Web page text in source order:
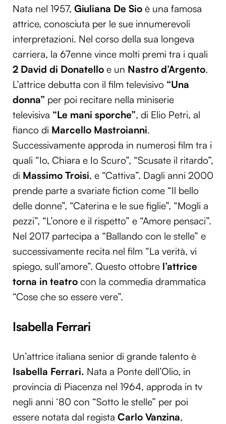
Nata nel 1957, Giuliana De Sio è una famosa
attrice, conosciuta per le sue innumerevoli
interpretazioni. Nel corso della sua longeva
carriera, la 67enne vince molti premi tra i quali
2 David di Donatello e un Nastro d’Argento.
L’attrice debutta con il film televisivo “Una
donna” per poi recitare nella miniserie
televisiva “Le mani sporche”, di Elio Petri, al
fianco di Marcello Mastroianni.
Successivamente approda in numerosi film tra i
quali “Io, Chiara e Io Scuro”, “Scusate il ritardo”,
di Massimo Troisi, e “Cattiva”. Dagli anni 2000
prende parte a svariate fiction come “Il bello
delle donne”, “Caterina e le sue figlie”, “Mogli a
pezzi”, “L’onore e il rispetto” e “Amore pensaci”.
Nel 2017 partecipa a “Ballando con le stelle” e
successivamente recita nel film “La verità, vi
spiego, sull’amore”. Questo ottobre l’attrice
torna in teatro con la commedia drammatica
“Cose che so essere vere”.
Isabella Ferrari
Un’attrice italiana senior di grande talento è
Isabella Ferrari. Nata a Ponte dell’Olio, in
provincia di Piacenza nel 1964, approda in tv
negli anni ‘80 con “Sotto le stelle” per poi
essere notata dal regista Carlo Vanzina,